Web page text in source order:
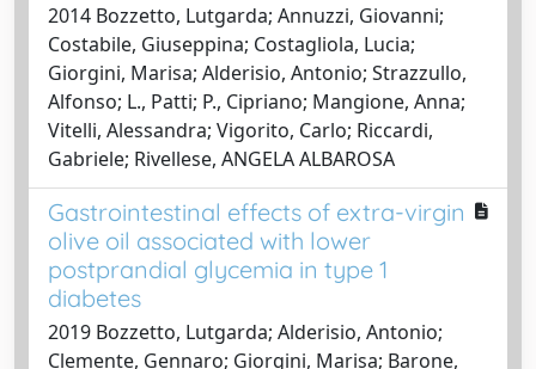
2014 Bozzetto, Lutgarda; Annuzzi, Giovanni;
Costabile, Giuseppina; Costagliola, Lucia;
Giorgini, Marisa; Alderisio, Antonio; Strazzullo,
Alfonso; L., Patti; P., Cipriano; Mangione, Anna;
Vitelli, Alessandra; Vigorito, Carlo; Riccardi,
Gabriele; Rivellese, ANGELA ALBAROSA
Gastrointestinal effects of extra-virgin
olive oil associated with lower
postprandial glycemia in type 1
diabetes
2019 Bozzetto, Lutgarda; Alderisio, Antonio;
Clemente, Gennaro; Giorgini, Marisa; Barone,